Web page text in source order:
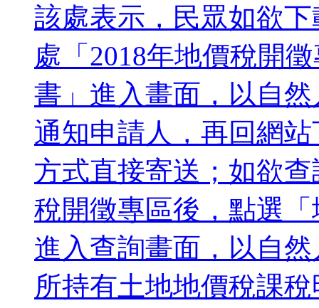
該處表示，民眾如欲
處「2018年地價稅開
書」進入畫面，以自
通知申請人，再回網
方式直接寄送；如欲
稅開徵專區後，點選
進入查詢畫面，以自
所持有土地地價稅課